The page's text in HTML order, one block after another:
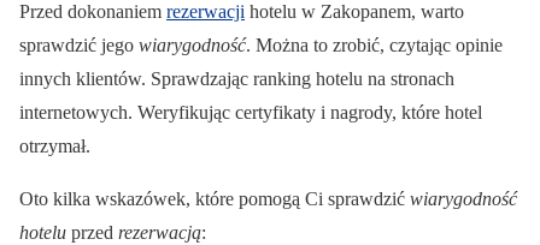
Przed dokonaniem rezerwacji hotelu w Zakopanem, warto
sprawdzić jego wiarygodność. Można to zrobić, czytając opinie
innych klientów. Sprawdzając ranking hotelu na stronach
internetowych. Weryfikując certyfikaty i nagrody, które hotel
otrzymał.
Oto kilka wskazówek, które pomogą Ci sprawdzić wiarygodność
hotelu przed rezerwacją: